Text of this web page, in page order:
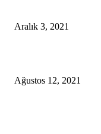
Aralık 3, 2021
Ağustos 12, 2021